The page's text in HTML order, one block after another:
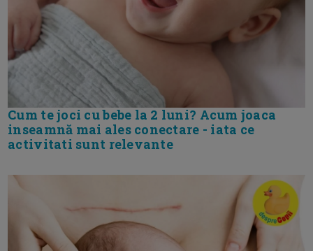
Cum te joci cu bebe la 2 luni? Acum joaca
inseamnă mai ales conectare - iata ce
activitati sunt relevante